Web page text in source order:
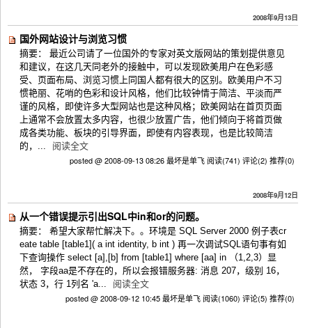
2008年9月13日
国外网站设计与浏览习惯
摘要： 最近公司请了一位国外的专家对英文版网站的策划提供意见
和建议，在这几天同老外的接触中，可以发现欧美用户在色彩感
受、页面布局、浏览习惯上同国人都有很大的区别。欧美用户不习
惯艳丽、花哨的色彩和设计风格，他们比较钟情于简洁、平淡而严
谨的风格，即使许多大型网站也是这种风格；欧美网站在首页页面
上通常不会放置太多内容，也很少放置广告，他们倾向于将首页做
成各类功能、板块的引导界面，即使有内容表现，也是比较简洁
的，...
阅读全文
posted @ 2008-09-13 08:26 最坏是单飞 阅读(741) 评论(2) 推荐(0)
2008年9月12日
从一个错误提示引出SQL中in和or的问题。
摘要： 希望大家帮忙解决下。。环境是 SQL Server 2000 例子表cr
eate table [table1]( a int identity, b int ) 再一次调试SQL语句事有如
下查询操作 select [a],[b] from [table1] where [aa] in （1,2,3）显
然， 字段aa是不存在的，所以会报错服务器: 消息 207，级别 16，
状态 3，行 1列名 'a...
阅读全文
posted @ 2008-09-12 10:45 最坏是单飞 阅读(1060) 评论(5) 推荐(0)